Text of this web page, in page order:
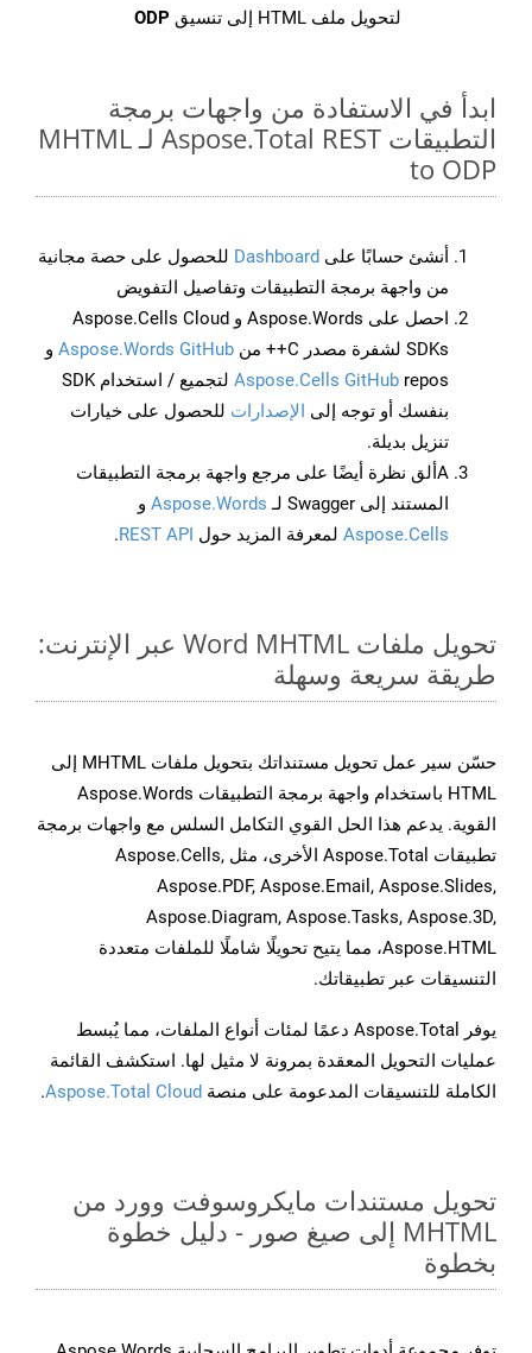
لتحويل ملف HTML إلى تنسيق
ODP
ابدأ في الاستفادة من واجهات برمجة
التطبيقات Aspose.Total REST لـ MHTML
to ODP
أنشئ حسابًا على Dashboard للحصول على حصة مجانية
من واجهة برمجة التطبيقات وتفاصيل التفويض
احصل على Aspose.Words و Aspose.Cells Cloud
SDKs لشفرة مصدر C++ من
Aspose.Words GitHub و
Aspose.Cells GitHub
repos لتجميع / استخدام SDK
بنفسك أو توجه إلى الإصدارات للحصول على خيارات
تنزيل بديلة.
Aألق نظرة أيضًا على مرجع واجهة برمجة التطبيقات
المستند إلى Swagger لـ
Aspose.Words و
Aspose.Cells لمعرفة المزيد حول REST API
.
تحويل ملفات Word MHTML عبر الإنترنت:
طريقة سريعة وسهلة
حسّن سير عمل تحويل مستنداتك بتحويل ملفات MHTML إلى
HTML باستخدام واجهة برمجة التطبيقات Aspose.Words
القوية. يدعم هذا الحل القوي التكامل السلس مع واجهات برمجة
تطبيقات Aspose.Total الأخرى، مثل Aspose.Cells,
Aspose.PDF, Aspose.Email, Aspose.Slides,
Aspose.Diagram, Aspose.Tasks, Aspose.3D,
Aspose.HTML، مما يتيح تحويلًا شاملًا للملفات متعددة
التنسيقات عبر تطبيقاتك.
يوفر Aspose.Total دعمًا لمئات أنواع الملفات، مما يُبسط
عمليات التحويل المعقدة بمرونة لا مثيل لها. استكشف القائمة
الكاملة للتنسيقات المدعومة على منصة Aspose.Total Cloud
.
تحويل مستندات مايكروسوفت وورد من
MHTML إلى صيغ صور - دليل خطوة
بخطوة